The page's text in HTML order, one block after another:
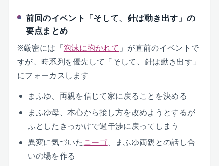
前回のイベント「そして、針は動き出す」の
要点まとめ
※厳密には「泡沫に抱かれて 」が直前のイベントで
すが、時系列を優先して「そして、針は動き出す」
にフォーカスします
まふゆ、両親を信じて家に戻ることを決める
まふゆ母、本心から接し方を改めようとするが
ふとしたきっかけで過干渉に戻ってしまう
異変に気づいたニーゴ、まふゆ両親との話し合
いの場を作る